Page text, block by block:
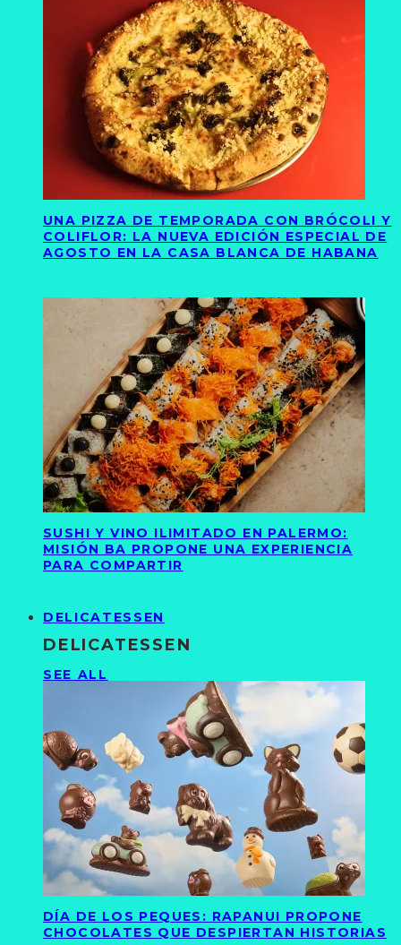
UNA PIZZA DE TEMPORADA CON BRÓCOLI Y
COLIFLOR: LA NUEVA EDICIÓN ESPECIAL DE
AGOSTO EN LA CASA BLANCA DE HABANA
SUSHI Y VINO ILIMITADO EN PALERMO:
MISIÓN BA PROPONE UNA EXPERIENCIA
PARA COMPARTIR
DELICATESSEN
DELICATESSEN
SEE ALL
DÍA DE LOS PEQUES: RAPANUI PROPONE
CHOCOLATES QUE DESPIERTAN HISTORIAS